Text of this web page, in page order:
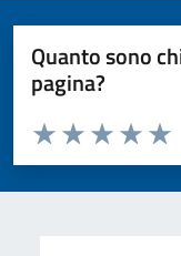
Quanto sono
pagina?
Valuta da 1 a 5 stelle la
Valuta
Valuta 3
Valuta 2 stelle
Valuta 1 stelle su 5